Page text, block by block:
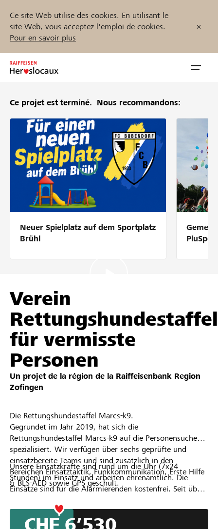
Ce site Web utilise des cookies. En utilisant le
site Web, vous acceptez l'emploi de cookies.
Pour en savoir plus
Inhalt
Parrainer
Soutien & assistance
Partenaires / Banques Raiffeisen
Se connecter
S'inscrire
Trouvez des projets et des organisations
DE FR IT
Ce projet est terminé. Nous recommandons:
Neuer Spielplatz auf dem Sportplatz
Brühl
Verein
Rettungshundestaffel
für vermisste
Personen
Un projet de la région de la Raiffeisenbank Region
Zofingen
Die Rettungshundestaffel Marcs-k9.
Gegründet im Jahr 2019, hat sich die
Rettungshundestaffel Marcs-k9 auf die Personensuche
spezialisiert. Wir verfügen über sechs geprüfte und
einsatzbereite Teams und sind zusätzlich in den
Bereichen Einsatztaktik, Funkkommunikation, Erste Hilfe
& BLS-AED sowie GPS geschult.
Unsere Einsatzkräfte sind rund um die Uhr (7x24
Stunden) im Einsatz und arbeiten ehrenamtlich. Die
Einsätze sind für die Alarmierenden kostenfrei. Seit über
demenzerkrankten Personen. In dieser Zeit konnten wir
mehrere Alters- und Pflegeheime bei der Suche nach